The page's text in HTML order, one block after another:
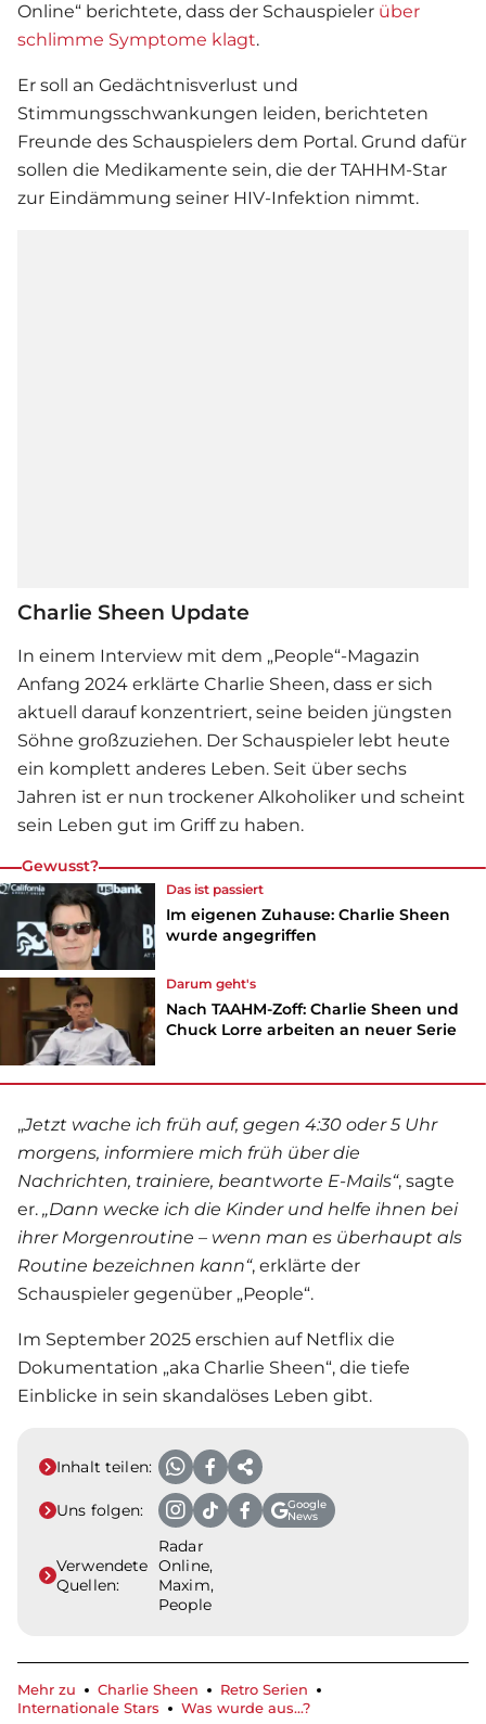
Online“ berichtete, dass der Schauspieler über
schlimme Symptome klagt.
Er soll an Gedächtnisverlust und
Stimmungsschwankungen leiden, berichteten
Freunde des Schauspielers dem Portal. Grund dafür
sollen die Medikamente sein, die der TAHHM-Star
zur Eindämmung seiner HIV-Infektion nimmt.
Charlie Sheen Update
In einem Interview mit dem „People“-Magazin
Anfang 2024 erklärte Charlie Sheen, dass er sich
aktuell darauf konzentriert, seine beiden jüngsten
Söhne großzuziehen. Der Schauspieler lebt heute
ein komplett anderes Leben. Seit über sechs
Jahren ist er nun trockener Alkoholiker und scheint
sein Leben gut im Griff zu haben.
Gewusst?
Das ist passiert
Im eigenen Zuhause: Charlie Sheen
wurde angegriffen
Darum geht's
Nach TAAHM-Zoff: Charlie Sheen und
Chuck Lorre arbeiten an neuer Serie
„Jetzt wache ich früh auf, gegen 4:30 oder 5 Uhr
morgens, informiere mich früh über die
Nachrichten, trainiere, beantworte E-Mails“, sagte
er. „Dann wecke ich die Kinder und helfe ihnen bei
ihrer Morgenroutine – wenn man es überhaupt als
Routine bezeichnen kann“, erklärte der
Schauspieler gegenüber „People“.
Im September 2025 erschien auf Netflix die
Dokumentation „aka Charlie Sheen“, die tiefe
Einblicke in sein skandalöses Leben gibt.
Inhalt teilen:
Uns folgen:
Google
News
Verwendete
Quellen:
Radar
Online,
Maxim,
People
Mehr zu Charlie Sheen
Retro Serien
Internationale Stars
Was wurde aus...?